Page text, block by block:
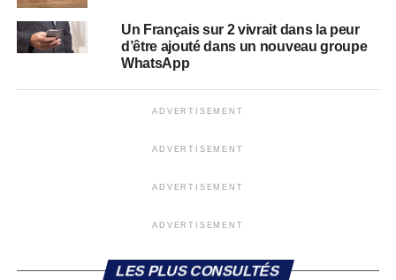
Un Français sur 2 vivrait dans la peur
d’être ajouté dans un nouveau groupe
WhatsApp
ADVERTISEMENT
ADVERTISEMENT
ADVERTISEMENT
ADVERTISEMENT
LES PLUS CONSULTÉS